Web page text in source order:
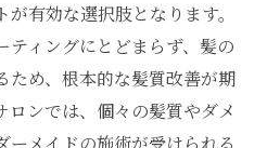
有効な選択肢となります。
ティングにとどまらず、髪の
ため、根本的な髪質改善が期
ロンでは、個々の髪質やダメ